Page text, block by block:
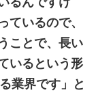
ているので、
ことで、長い
いるという形
業界です」と